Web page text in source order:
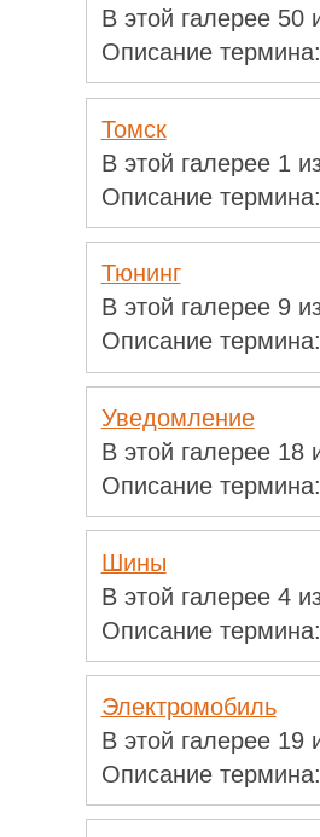
В этой галерее 50
Описание термина:
Томск
В этой галерее 1
Описание термина:
Тюнинг
В этой галерее 9
Описание термина:
Уведомление
В этой галерее 18
Описание термина:
Шины
В этой галерее 4
Описание термина:
Электромобиль
В этой галерее 19
Описание термина: